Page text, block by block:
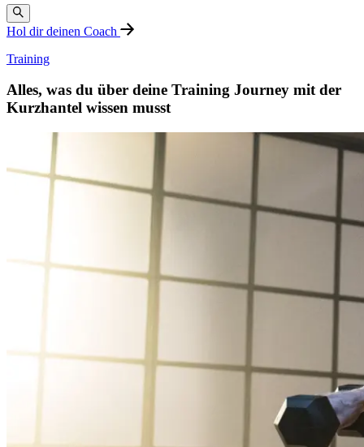
Hol dir deinen Coach
Training
Alles, was du über deine Training Journey mit der
Kurzhantel wissen musst